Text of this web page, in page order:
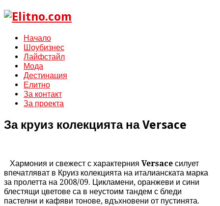
Начало
Шоубизнес
Лайфстайл
Мода
Дестинация
Елитно
За контакт
За проекта
За круиз колекцията на Versace
Хармония и свежест с характерния Versace силует
впечатляват в Круиз колекцията на италианската марка
за пролетта на 2008/09. Цикламени, оранжеви и сини
блестящи цветове са в неустоим тандем с бледи
пастелни и кафяви тонове, вдъхновени от пустинята.